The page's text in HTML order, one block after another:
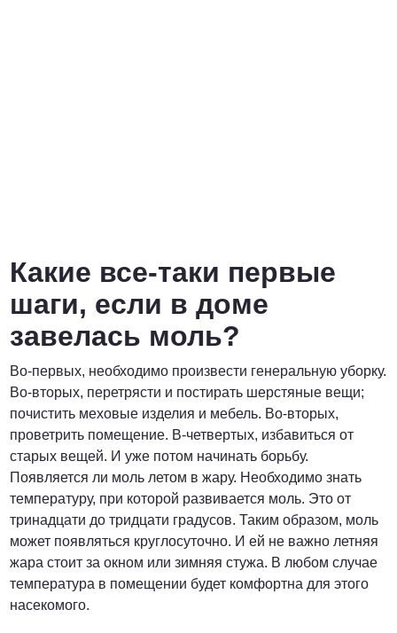
Какие все-таки первые
шаги, если в доме
завелась моль?
Во-первых, необходимо произвести генеральную уборку.
Во-вторых, перетрясти и постирать шерстяные вещи;
почистить меховые изделия и мебель. Во-вторых,
проветрить помещение. В-четвертых, избавиться от
старых вещей. И уже потом начинать борьбу.
Появляется ли моль летом в жару. Необходимо знать
температуру, при которой развивается моль. Это от
тринадцати до тридцати градусов. Таким образом, моль
может появляться круглосуточно. И ей не важно летняя
жара стоит за окном или зимняя стужа. В любом случае
температура в помещении будет комфортна для этого
насекомого.